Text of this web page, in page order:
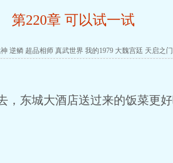
第220章 可以试一试
逆鳞 超品相师 真武世界 我的1979 大魏宫廷 天启之门
，东城大酒店送过来的饭菜更